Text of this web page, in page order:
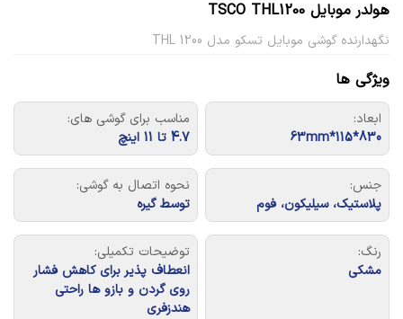
هولدر موبایل TSCO THL1200
نگهدارنده گوشی موبایل تسکو مدل THL 1200
ویژگی ها
ابعاد:
830*115*63mm
مناسب برای گوشی های:
4.7 تا 11 اینچ
جنس:
پلاستیک، سیلیکون، فوم
نحوه اتصال به گوشی:
توسط گیره
رنگ:
مشکی
توضیحات تکمیلی:
انعطاف پذیر برای کاهش فشار
روی گردن و بازو ها راحتی
هندزفری